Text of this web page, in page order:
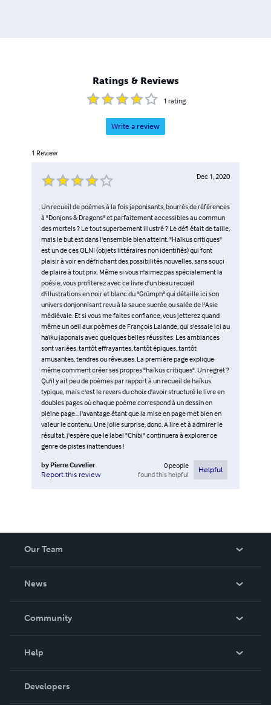
Ratings & Reviews
1 rating
Write a review
1 Review
Dec 1, 2020
Un recueil de poèmes à la fois japonisants, bourrés de références
à "Donjons & Dragons" et parfaitement accessibles au commun
des mortels ? Le tout superbement illustré ? Le défi était de taille,
mais le but est dans l'ensemble bien atteint. "Haïkus critiques"
est un de ces OLNI (objets littéraires non identifiés) qui font
plaisir à voir en défrichant des possibilités nouvelles, sans souci
de plaire à tout prix. Même si vous n'aimez pas spécialement la
poésie, vous profiterez avec ce livre d'un beau recueil
d'illustrations en noir et blanc du "Grümph" qui détaille ici son
univers donjonnisant revu à la sauce sucrée ou salée de l'Asie
médiévale. Et si vous me faites confiance, vous jetterez quand
même un oeil aux poèmes de François Lalande, qui s'essaie ici au
haïku japonais avec quelques belles réussites. Les ambiances
sont variées, tantôt effrayantes, tantôt épiques, tantôt
amusantes, tendres ou rêveuses. La première page explique
même comment créer ses propres "haïkus critiques". Un regret ?
Qu'il y ait peu de poèmes par rapport à un recueil de haïkus
typique, mais c'est le revers du choix d'avoir structuré le livre en
doubles pages où chaque poème correspond à un dessin en
pleine page... l'avantage étant que la mise en page met bien en
valeur le contenu. Une jolie surprise, donc. A lire et à admirer le
résultat, j'espère que le label "Chibi" continuera à explorer ce
genre de pistes inattendues !
by Pierre Cuvelier
Report this review
0people
found this helpful
Helpful
Our Team
News
In The News
Community
Podcast
Help
Order Lookup
Knowledge Base
Developers